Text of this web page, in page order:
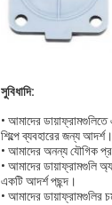
সুবিধাদি:
• আমাদের
শিল্পে ব্যবহারের জন্য আদর্শ।
• আমাদের অনন্য যৌগিক
• আমাদের ডায়াফ্রামগুলি
একটি আদর্শ পছন্দ।
• আমাদের ডায়াফ্রামগুলির